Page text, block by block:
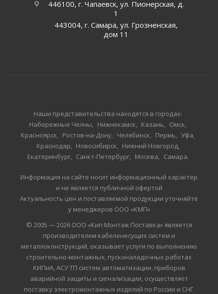
446100, г. Чапаевск, ул. Пионерская, д.
1
443004, г. Самара, ул. Грозненская,
дом 11
Наши представительства находятся в городах:
Набережные Челны
Нижнекамск Казань
Омск
Красноярск
Ростов-на-Дону Челябинск Пермь
Уфа
Краснодар
Новосибирск
Нижний Новгород
Екатеринбург
Санкт-Петербург Москва Самара
Информация на сайте носит информационный характер
и не является публичной офертой
Актуальность цен и поставляемой продукции уточняйте
у менеджеров ООО «КМП»
© 2005 — 2026 ООО «Кип Монтаж Поставка» является
производителем кабеленесущих систем и
металлоконструкций, оказывает услуги по выполнению
строительно-монтажных, пусконаладочных работах
КИПиА, АСУ ТП систем автоматизации, приборов
аварийной защиты и сигнализации, осуществляет
поставку электромонтажных изделий по России и СНГ.